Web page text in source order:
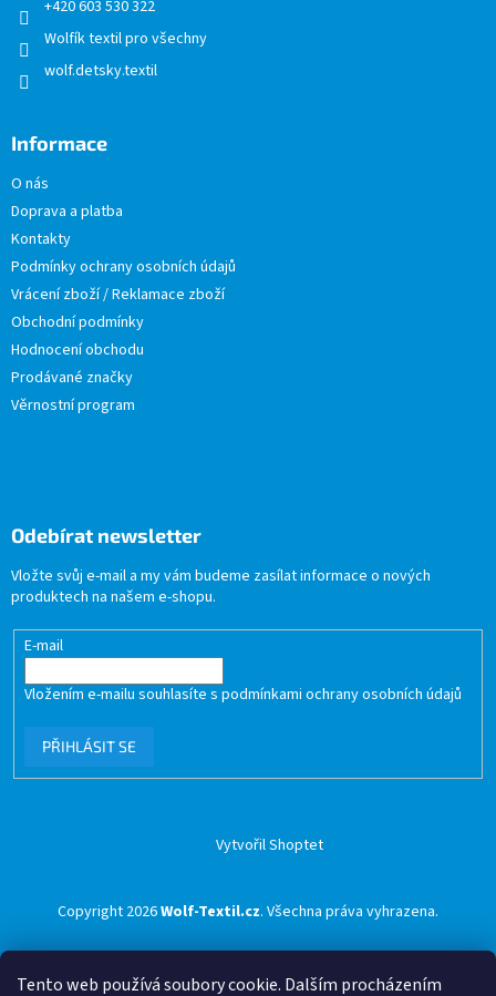
Tento web používá soubory cookie. Dalším procházením
+420 603 530 322
Wolfík textil pro všechny
wolf.detsky.textil
Informace
O nás
Doprava a platba
Kontakty
Podmínky ochrany osobních údajů
Vrácení zboží / Reklamace zboží
Obchodní podmínky
Hodnocení obchodu
Prodávané značky
Věrnostní program
Odebírat newsletter
Vložte svůj e-mail a my vám budeme zasílat informace o nových
produktech na našem e-shopu.
E-mail
Vložením e-mailu souhlasíte s podmínkami ochrany osobních údajů
PŘIHLÁSIT SE
Vytvořil Shoptet
Copyright 2026Wolf-Textil.cz. Všechna práva vyhrazena.